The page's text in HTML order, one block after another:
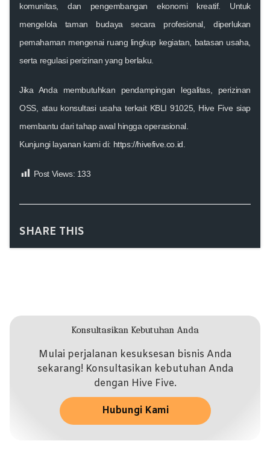
komunitas, dan pengembangan ekonomi kreatif. Untuk
mengelola taman budaya secara profesional, diperlukan
pemahaman mengenai ruang lingkup kegiatan, batasan usaha,
serta regulasi perizinan yang berlaku.
Jika Anda membutuhkan pendampingan legalitas, perizinan
OSS, atau konsultasi usaha terkait KBLI 91025, Hive Five siap
membantu dari tahap awal hingga operasional.
Kunjungi layanan kami di: https://hivefive.co.id
Post Views: 133
SHARE THIS
Konsultasikan Kebutuhan Anda
Mulai perjalanan kesuksesan bisnis Anda
sekarang! Konsultasikan kebutuhan Anda
dengan Hive Five.
Hubungi Kami